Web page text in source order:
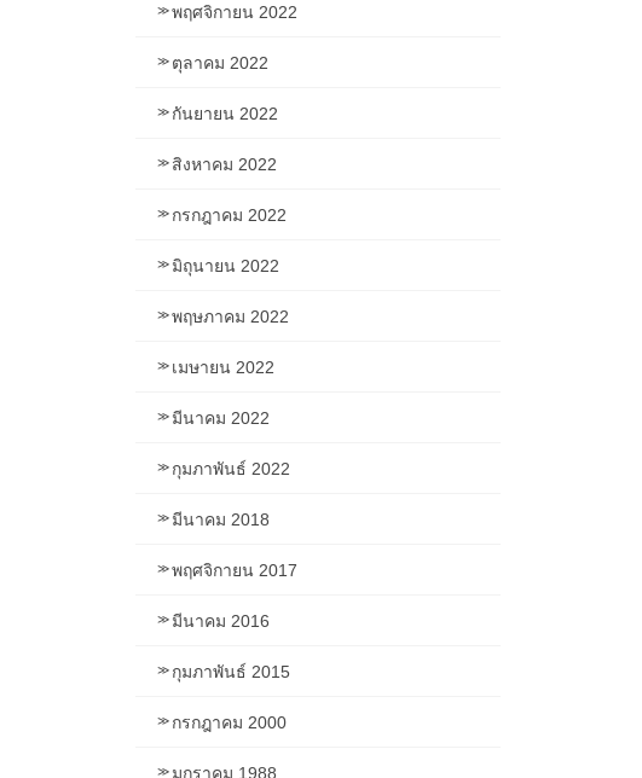
พฤศจิกายน 2022
ตุลาคม 2022
กันยายน 2022
สิงหาคม 2022
กรกฎาคม 2022
มิถุนายน 2022
พฤษภาคม 2022
เมษายน 2022
มีนาคม 2022
กุมภาพันธ์ 2022
มีนาคม 2018
พฤศจิกายน 2017
มีนาคม 2016
กุมภาพันธ์ 2015
กรกฎาคม 2000
มกราคม 1988